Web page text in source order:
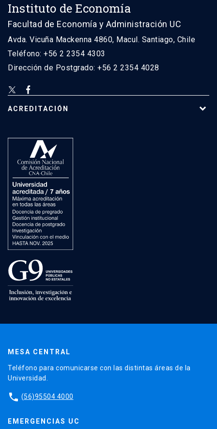
Instituto de Economía
Facultad de Economía y Administración UC
Avda. Vicuña Mackenna 4860, Macul. Santiago, Chile
Teléfono: +56 2 2354 4303
Dirección de Postgrado: +56 2 2354 4028
ACREDITACIÓN
MESA CENTRAL
Teléfono para comunicarse con las distintas áreas de la
Universidad.
phone (56)95504 4000
EMERGENCIAS UC